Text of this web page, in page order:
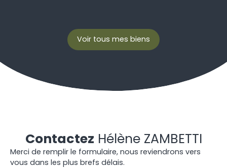
Voir tous mes biens
Contactez Hélène ZAMBETTI
Merci de remplir le formulaire, nous reviendrons vers
vous dans les plus brefs délais.